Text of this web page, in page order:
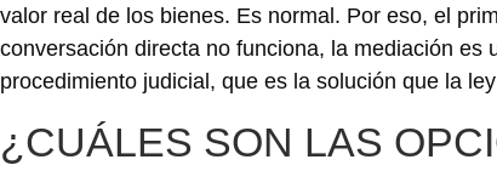
valor real de los bienes. Es normal. Por eso, el
conversación directa no funciona, la mediación
procedimiento judicial, que es la solución que la
¿CUÁLES SON LAS